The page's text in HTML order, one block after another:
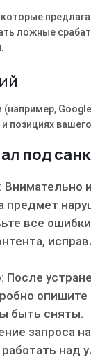
ложные
позициях
под
предмет
все
После
быть сняты.
запроса
над